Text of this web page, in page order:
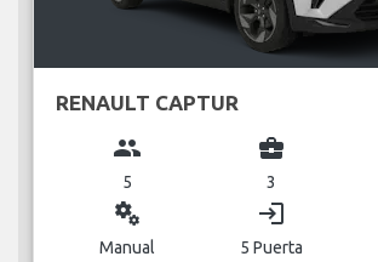
RENAULT CAPTUR
group
5
business_center
3
miscellaneous_services
Manual
login
5 Puerta